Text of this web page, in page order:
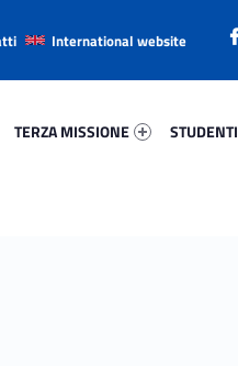
TERZA MISSIONE
STUDENTI
International website